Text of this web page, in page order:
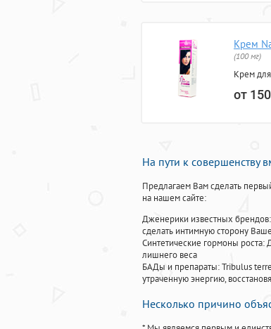
Крем
(100 мг)
Крем
от
На пути к совершенству
Предлагаем Вам сделать
на нашем сайте:
Дженерики известных брендов:
сделать интимную сторону
Синтетические гормоны роста:
лишнего веса
БАДы и препараты:Tribulus
утраченную энергию,
Несколько причино